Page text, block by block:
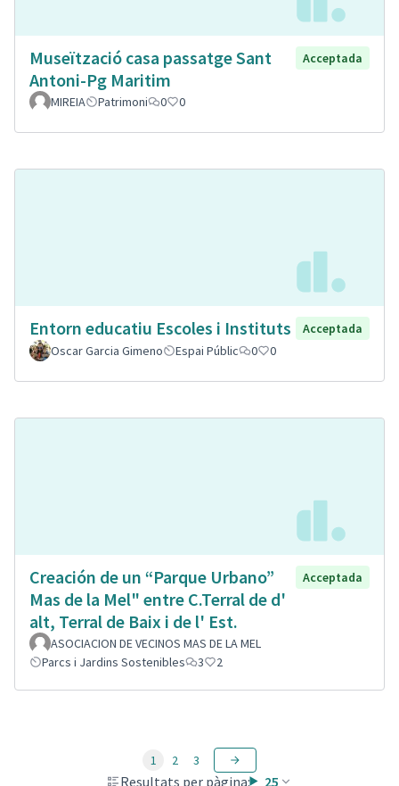
Museïtzació casa passatge Sant
Antoni-Pg Maritim
Acceptada
MIREIA Patrimoni 0 0
Entorn educatiu Escoles i Instituts
Acceptada
Oscar Garcia Gimeno
Espai Públic 0 0
Creación de un “Parque Urbano”
Mas de la Mel" entre C.Terral de d'
alt, Terral de Baix i de l' Est.
Acceptada
ASOCIACION DE VECINOS MAS DE LA MEL
Parcs i Jardins Sostenibles
3 2
Resultats per pàgina: 25
1 2 3